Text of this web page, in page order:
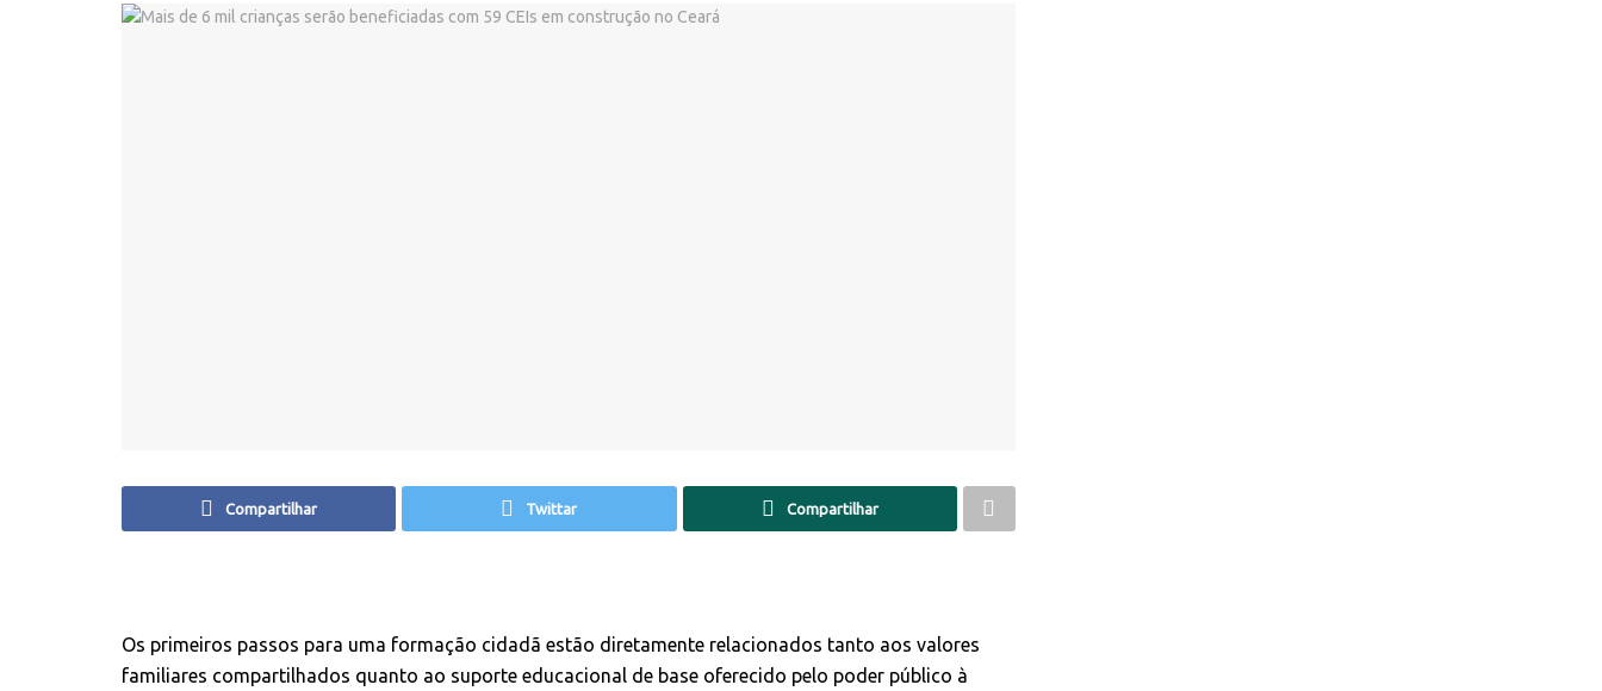
Compartilhar Twittar Compartilhar
Os primeiros passos para uma formação cidadã estão diretamente relacionados tanto aos valores
familiares compartilhados quanto ao suporte educacional de base oferecido pelo poder público à